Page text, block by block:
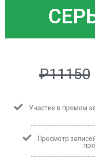
₽11150
Участие в прямом
Просмотр